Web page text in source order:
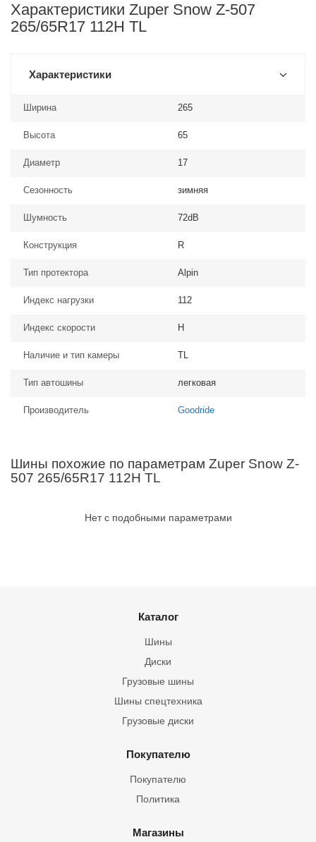
Характеристики Zuper Snow Z-507
265/65R17 112H TL
Характеристики
Ширина 265
Высота 65
Диаметр 17
Сезонность зимняя
Шумность 72dB
Конструкция R
Тип протектора Alpin
Индекс нагрузки 112
Индекс скорости H
Наличие и тип камеры TL
Тип автошины легковая
Производитель Goodride
Шины похожие по параметрам Zuper Snow Z-
507 265/65R17 112H TL
Нет с подобными параметрами
Каталог
Шины
Грузовые шины
Шины спецтехника
Диски
Грузовые диски
Покупателю
Покупателю
Политика
Магазины